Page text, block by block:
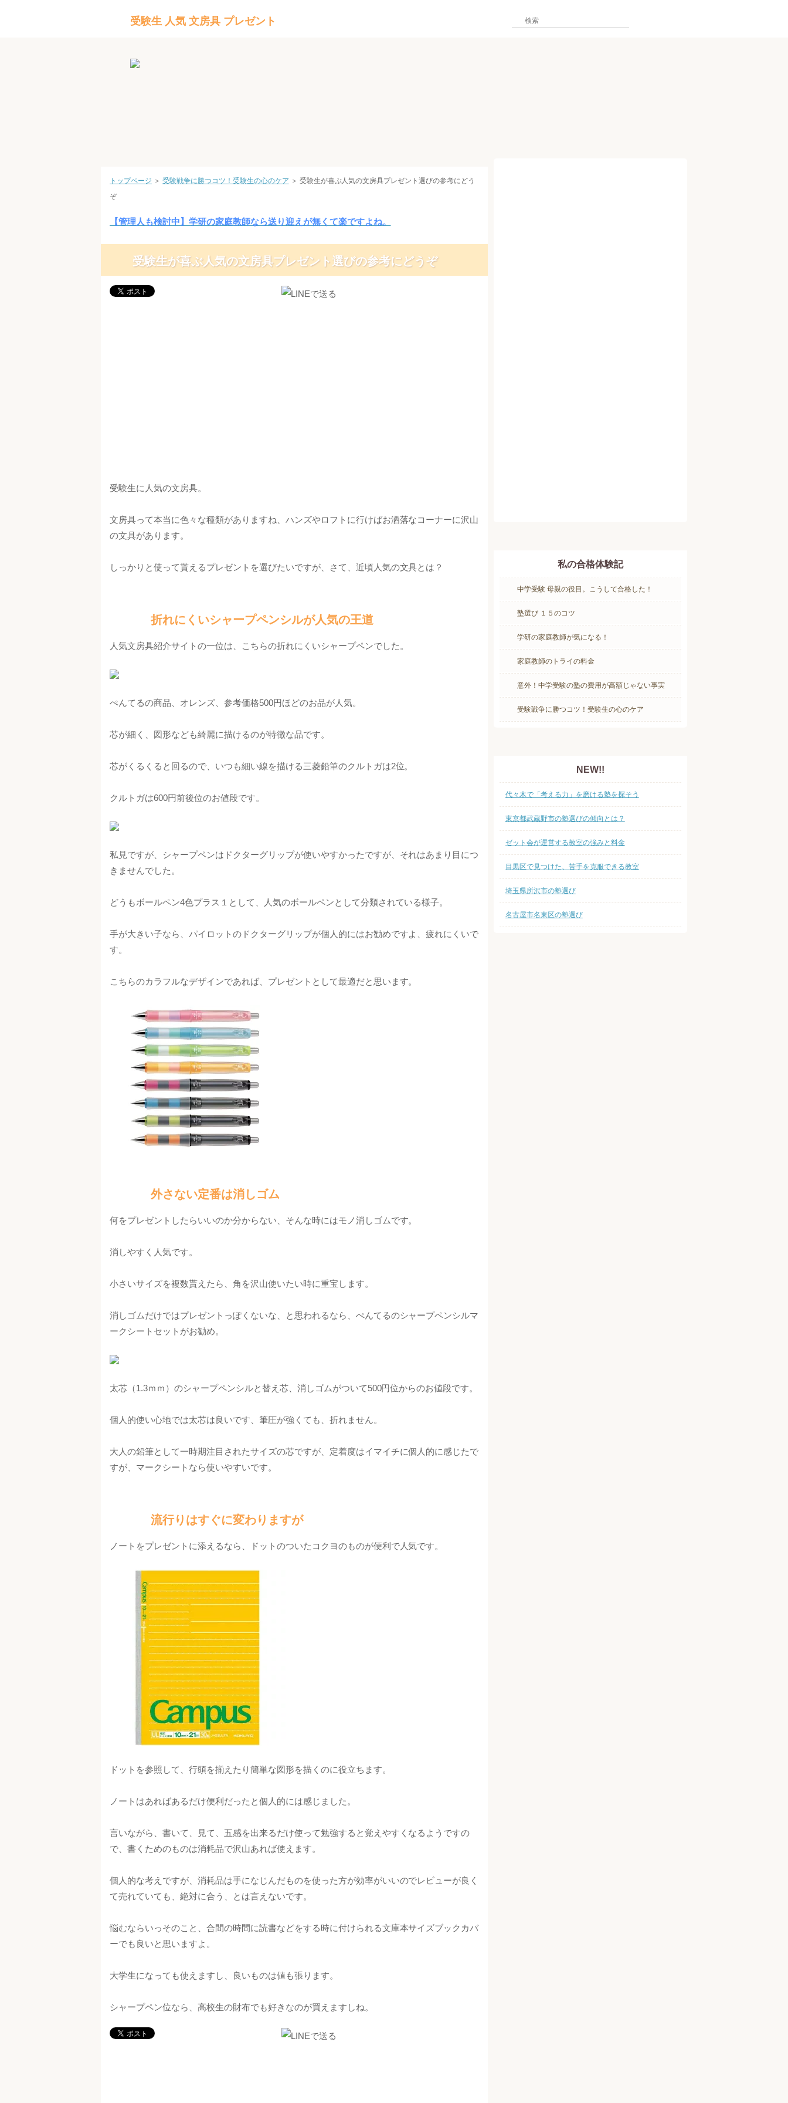
受験生 人気 文房具 プレゼント
トップページ ＞ 受験戦争に勝つコツ！受験生の心のケア ＞ 受験生が喜ぶ人気の文房具プレゼント選びの参考にどう
ぞ
【管理人も検討中】学研の家庭教師なら送り迎えが無くて楽ですよね。
受験生が喜ぶ人気の文房具プレゼント選びの参考にどうぞ
受験生に人気の文房具。
文房具って本当に色々な種類がありますね、ハンズやロフトに行けばお洒落なコーナーに沢山
の文具があります。
しっかりと使って貰えるプレゼントを選びたいですが、さて、近頃人気の文具とは？
折れにくいシャープペンシルが人気の王道
人気文房具紹介サイトの一位は、こちらの折れにくいシャープペンでした。
ぺんてるの商品、オレンズ、参考価格500円ほどのお品が人気。
芯が細く、図形なども綺麗に描けるのが特徴な品です。
芯がくるくると回るので、いつも細い線を描ける三菱鉛筆のクルトガは2位。
クルトガは600円前後位のお値段です。
私見ですが、シャープペンはドクターグリップが使いやすかったですが、それはあまり目につ
きませんでした。
どうもボールペン4色プラス１として、人気のボールペンとして分類されている様子。
手が大きい子なら、パイロットのドクターグリップが個人的にはお勧めですよ、疲れにくいで
す。
こちらのカラフルなデザインであれば、プレゼントとして最適だと思います。
外さない定番は消しゴム
何をプレゼントしたらいいのか分からない、そんな時にはモノ消しゴムです。
消しやすく人気です。
小さいサイズを複数貰えたら、角を沢山使いたい時に重宝します。
消しゴムだけではプレゼントっぽくないな、と思われるなら、ぺんてるのシャープペンシルマ
ークシートセットがお勧め。
太芯（1.3ｍｍ）のシャープペンシルと替え芯、消しゴムがついて500円位からのお値段です。
個人的使い心地では太芯は良いです、筆圧が強くても、折れません。
大人の鉛筆として一時期注目されたサイズの芯ですが、定着度はイマイチに個人的に感じたで
すが、マークシートなら使いやすいです。
流行りはすぐに変わりますが
ノートをプレゼントに添えるなら、ドットのついたコクヨのものが便利で人気です。
ドットを参照して、行頭を揃えたり簡単な図形を描くのに役立ちます。
ノートはあればあるだけ便利だったと個人的には感じました。
言いながら、書いて、見て、五感を出来るだけ使って勉強すると覚えやすくなるようですの
で、書くためのものは消耗品で沢山あれば使えます。
個人的な考えですが、消耗品は手になじんだものを使った方が効率がいいのでレビューが良く
て売れていても、絶対に合う、とは言えないです。
悩むならいっそのこと、合間の時間に読書などをする時に付けられる文庫本サイズブックカバ
ーでも良いと思いますよ。
大学生になっても使えますし、良いものは値も張ります。
シャープペン位なら、高校生の財布でも好きなのが買えますしね。
私の合格体験記
中学受験 母親の役目。こうして合格した！
塾選び １５のコツ
学研の家庭教師が気になる！
家庭教師のトライの料金
意外！中学受験の塾の費用が高額じゃない事実
受験戦争に勝つコツ！受験生の心のケア
NEW!!
代々木で「考える力」を磨ける塾を探そう
東京都武蔵野市の塾選びの傾向とは？
ゼット会が運営する教室の強みと料金
目黒区で見つけた、苦手を克服できる教室
埼玉県所沢市の塾選び
名古屋市名東区の塾選び